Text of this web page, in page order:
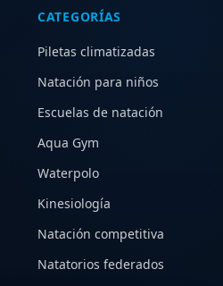
CATEGORÍAS
Piletas climatizadas
Natación para niños
Escuelas de natación
Aqua Gym
Waterpolo
Kinesiología
Natación competitiva
Natatorios federados